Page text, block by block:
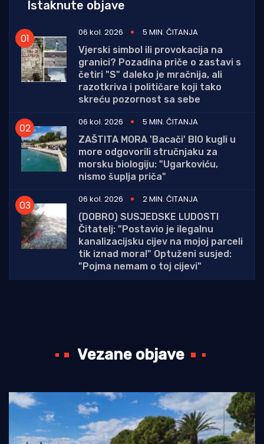
Istaknute objave
06 kol. 2026
5 MIN. ČITANJA
Vjerski simbol ili provokacija na
granici? Pozadina priče o zastavi s
četiri "S" daleko je mračnija, ali
razotkriva i političare koji tako
skreću pozornost sa sebe
06 kol. 2026
5 MIN. ČITANJA
ZAŠTITA MORA 'Bacači' BIO kugli u
more odgovorili stručnjaku za
morsku biologiju: "Ugarkoviću,
nismo šuplja priča"
06 kol. 2026
2 MIN. ČITANJA
(DOBRO) SUSJEDSKE LUDOSTI
Čitatelj: "Postavio je ilegalnu
kanalizacijsku cijev na mojoj parceli
tik iznad mora!" Optuženi susjed:
"Pojma nemam o toj cijevi"
Vezane objave